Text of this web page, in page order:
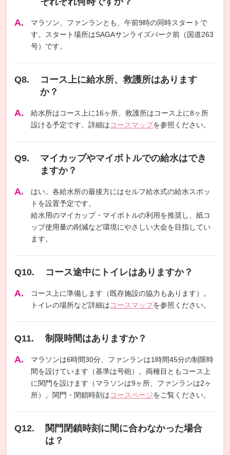
マラソン、ファンランとも、午前9時の同時スタートで
す。スタート場所はSAGAサンライズパーク前（国道263
号）です。
コース上に給水所、救護所はあります
か？
給水所はコース上に16ヶ所、救護所はコース上に8ヶ所
設ける予定です。詳細はコースマップを参照ください。
マイカップやマイボトルでの給水はでき
ますか？
はい。各給水所の最後方にはセルフ給水式の給水スポッ
トを設置予定です。
給水用のマイカップ・マイボトルの利用を推奨し、紙コ
ップ使用量の削減など環境にやさしい大会を目指してい
ます。
コース途中にトイレはありますか？
コース上に準備します（既存施設の協力もあります）。
トイレの場所など詳細はコースマップを参照ください。
制限時間はありますか？
マラソンは6時間30分、ファンランは1時間45分の制限時
間を設けています（基準は号砲）。両種目ともコース上
に関門を設けます（マラソンは9ヶ所、ファンランは2ヶ
所）。関門・閉鎖時刻はコースページをご覧ください。
関門閉鎖時刻に間に合わなかった場合
は？